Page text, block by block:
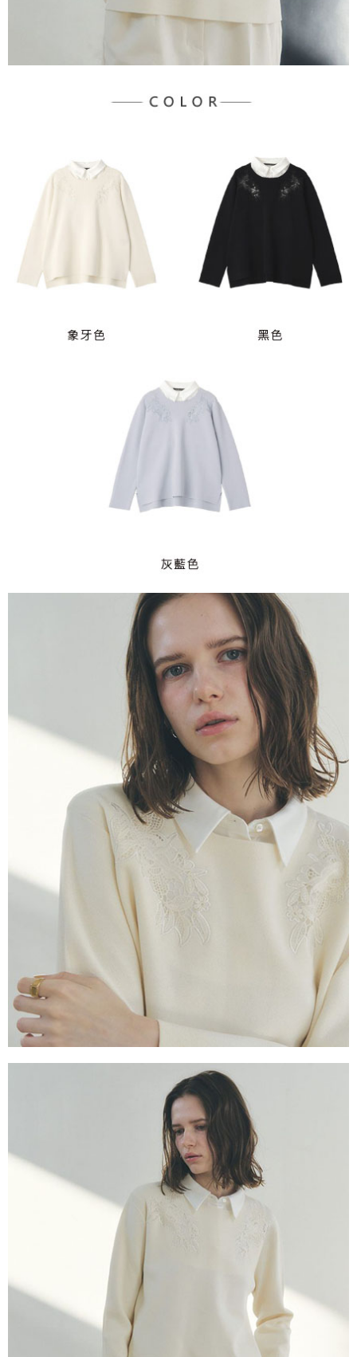
５．嚴禁一人註冊多個帳號或使用他人資訊註冊。若發現惡意使用之情形，
恩沛科技股份有限公司將有權停止該用戶之使用額度並採取法律行動。